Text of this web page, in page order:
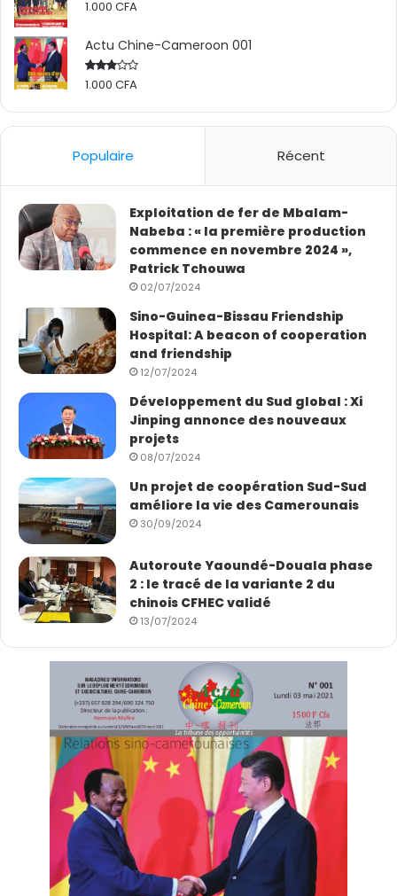
1.000 CFA
Actu Chine-Cameroon 001
Rated
1.000 CFA
Populaire Récent
Exploitation de fer de Mbalam-
Nabeba : « la première production
commence en novembre 2024 »,
Patrick Tchouwa
02/07/2024
Sino-Guinea-Bissau Friendship
Hospital: A beacon of cooperation
and friendship
12/07/2024
Développement du Sud global : Xi
Jinping annonce des nouveaux
projets
08/07/2024
Un projet de coopération Sud-Sud
améliore la vie des Camerounais
30/09/2024
Autoroute Yaoundé-Douala phase
2 : le tracé de la variante 2 du
chinois CFHEC validé
13/07/2024